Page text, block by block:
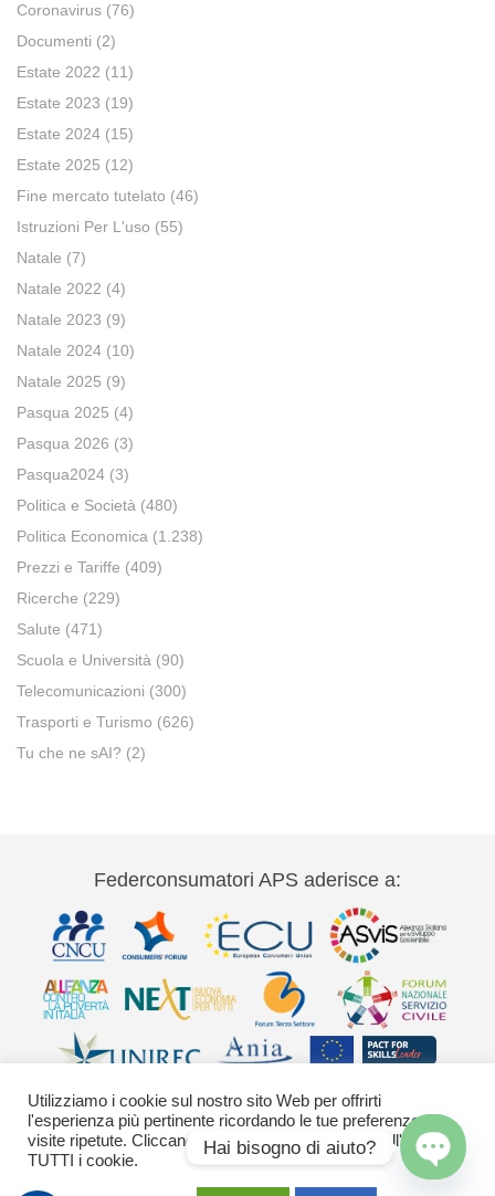
Coronavirus (76)
Documenti (2)
Estate 2022 (11)
Estate 2023 (19)
Estate 2024 (15)
Estate 2025 (12)
Fine mercato tutelato (46)
Istruzioni Per L'uso (55)
Natale (7)
Natale 2022 (4)
Natale 2023 (9)
Natale 2024 (10)
Natale 2025 (9)
Pasqua 2025 (4)
Pasqua 2026 (3)
Pasqua2024 (3)
Politica e Società (480)
Politica Economica (1.238)
Prezzi e Tariffe (409)
Ricerche (229)
Salute (471)
Scuola e Università (90)
Telecomunicazioni (300)
Trasporti e Turismo (626)
Tu che ne sAI? (2)
Federconsumatori APS aderisce a:
Via Palestro 11 00185 Roma - tel 06
Utilizziamo i cookie sul nostro sito Web per offrirti
l'esperienza più pertinente ricordando le tue preferenze e le
visite ripetute. Cliccando su "Accetta" acconsenti all'uso di
TUTTI i cookie.
Hai bisogno di aiuto?